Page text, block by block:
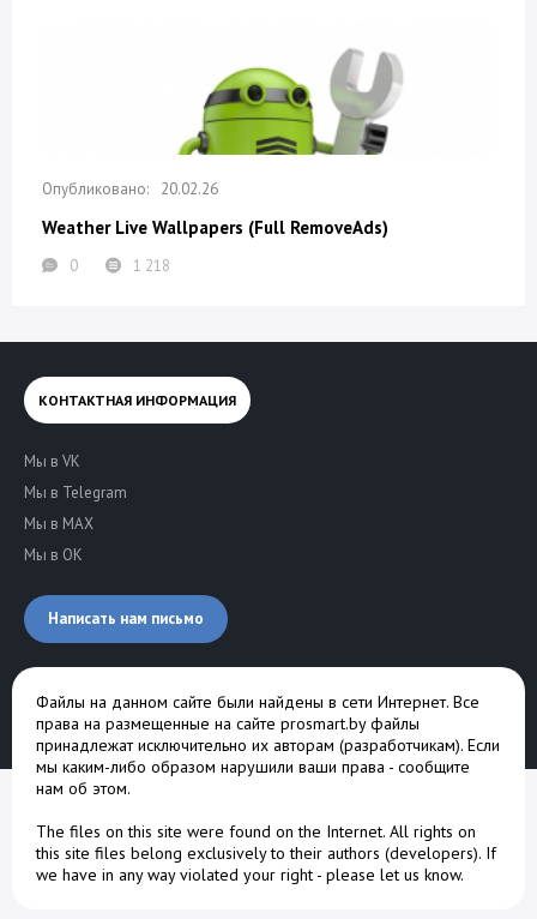
20.02.26
Weather Live Wallpapers (Full RemoveAds)
0 1 218
КОНТАКТНАЯ ИНФОРМАЦИЯ
Мы в VK
Мы в Telegram
Мы в MAX
Мы в OK
Написать нам письмо
Файлы на данном сайте были найдены в сети Интернет. Все
права на размещенные на сайте prosmart.by файлы
принадлежат исключительно их авторам (разработчикам). Если
мы каким-либо образом нарушили ваши права - сообщите
нам об этом.
The files on this site were found on the Internet. All rights on
this site files belong exclusively to their authors (developers). If
we have in any way violated your right - please let us know.